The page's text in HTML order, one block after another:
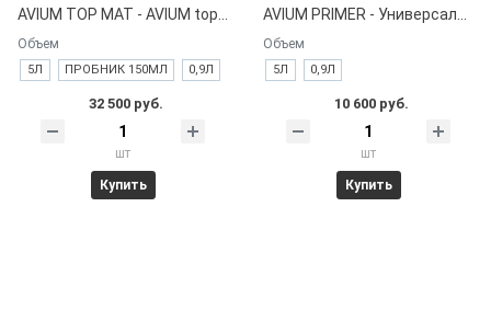
AVIUM TOP MAT - AVIUM top mat - Краска устойчивая к загрязнениям, моющаяся, экстраматовая.
Объем
5Л ПРОБНИК 150МЛ 0,9Л
32 500 руб.
шт
Купить
AVIUM PRIMER - Универсальная грунтовка для стандартных поверхностей.
Объем
5Л 0,9Л
10 600 руб.
шт
Купить